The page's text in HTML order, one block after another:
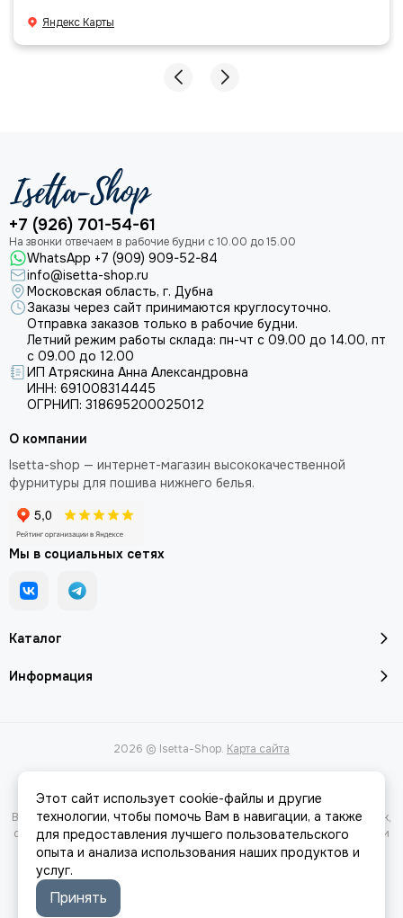
большое команде!
Яндекс Карты
+7 (926) 701-54-61
WhatsApp +7 (909) 909-52-84
info@isetta-shop.ru
Московская область, г. Дубна
Заказы через сайт принимаются круглосуточно.
Отправка заказов только в рабочие будни.
Летний режим работы склада: пн-чт с 09.00 до 14.00, пт
с 09.00 до 12.00
ИП Атряскина Анна Александровна
ИНН: 691008314445
ОГРНИП: 318695200025012
Каталог
Информация
О компании
Isetta-shop — интернет-магазин высококачественной
фурнитуры для пошива нижнего белья.
Мы в социальных сетях
2026 © Isetta-Shop. Карта сайта
Вся представленная на сайте информация, касающаяся характеристик,
стоимости товаров и услуг, носит информационный характер и ни при
каких условиях не является публичной офертой, определяемой
положениями Статьи 437(2) Гражданского кодекса РФ.
Этот сайт использует cookie-файлы и другие
технологии, чтобы помочь Вам в навигации, а также
для предоставления лучшего пользовательского
опыта и анализа использования наших продуктов и
услуг.
Принять